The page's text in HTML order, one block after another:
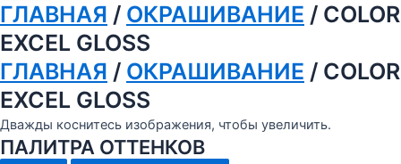
ГЛАВНАЯ / ОКРАШИВАНИЕ / COLOR
EXCEL GLOSS
ГЛАВНАЯ / ОКРАШИВАНИЕ / COLOR
EXCEL GLOSS
Дважды коснитесь изображения, чтобы увеличить.
ПАЛИТРА ОТТЕНКОВ